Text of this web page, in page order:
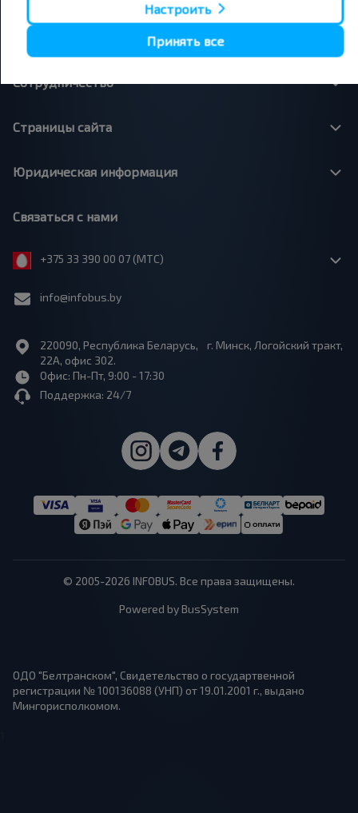
Сотрудничество
Страницы сайта
Юридическая информация
Связаться с нами
+375 33 390 00 07 (МТС)
info@infobus.by
220090, Республика Беларусь, г. Минск, Логойский тракт,
22А, офис 302.
Офис: Пн-Пт, 9:00 - 17:30
Поддержка: 24/7
© 2005-2026 INFOBUS. Все права защищены.
Powered by BusSystem
ОДО "Белтранском", Свидетельство о государтвенной
регистрации № 100136088 (УНП) от 19.01.2001 г., выдано
Мингорисполкомом.
Настроить
Принять все